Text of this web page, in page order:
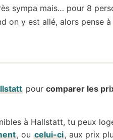
sympa mais… pour 8
on y est allé, alors pense à
pour comparer les
à Hallstatt, tu peux
, ou celui-ci, aux prix